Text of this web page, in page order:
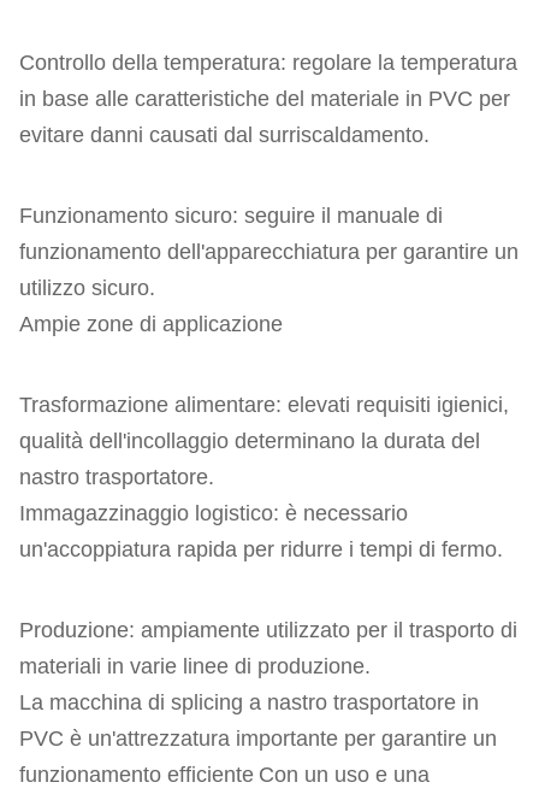
Controllo della temperatura: regolare la temperatura
in base alle caratteristiche del materiale in PVC per
evitare danni causati dal surriscaldamento.
Funzionamento sicuro: seguire il manuale di
funzionamento dell'apparecchiatura per garantire un
utilizzo sicuro.
Ampie zone di applicazione
Trasformazione alimentare: elevati requisiti igienici,
qualità dell'incollaggio determinano la durata del
nastro trasportatore.
Immagazzinaggio logistico: è necessario
un'accoppiatura rapida per ridurre i tempi di fermo.
Produzione: ampiamente utilizzato per il trasporto di
materiali in varie linee di produzione.
La macchina di splicing a nastro trasportatore in
PVC è un'attrezzatura importante per garantire un
funzionamento efficiente Con un uso e una